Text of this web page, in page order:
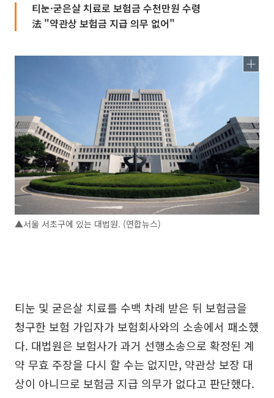
티눈·굳은살 치료로 보험금 수천만원 수령
法 "약관상 보험금 지급 의무 없어"
▲서울 서초구에 있는 대법원. (연합뉴스)
티눈 및 굳은살 치료를 수백 차례 받은 뒤 보험금을
청구한 보험 가입자가 보험회사와의 소송에서 패소했
다. 대법원은 보험사가 과거 선행소송으로 확정된 계
약 무효 주장을 다시 할 수는 없지만, 약관상 보장 대
상이 아니므로 보험금 지급 의무가 없다고 판단했다.